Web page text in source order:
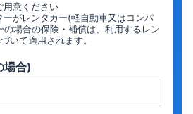
用意ください
がレンタカー(軽自動車又はコンパ
の場合の保険・補償は、利用するレン
いて適用されます。
場合)